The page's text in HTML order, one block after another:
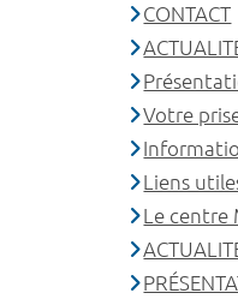
CONTACT
Votre
Liens
Le centre